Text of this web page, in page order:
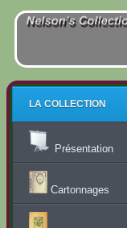
LA COLLECTION
Présentation
Cartonnages